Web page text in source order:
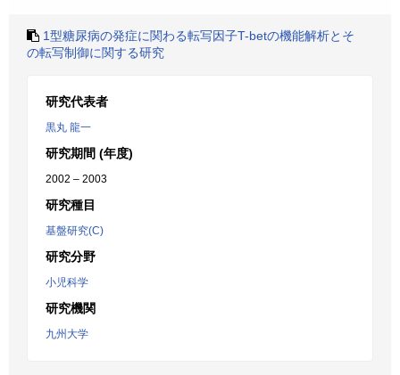
1型糖尿病の発症に関わる転写因子T-betの機能解析とそ
の転写制御に関する研究
研究代表者
黒丸 龍一
研究期間 (年度)
2002 – 2003
研究種目
基盤研究(C)
研究分野
小児科学
研究機関
九州大学